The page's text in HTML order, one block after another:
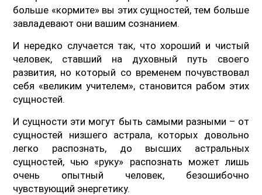
больше «кормите» вы этих сущностей, тем больше
завладевают они вашим сознанием.
И нередко случается так, что хороший и чистый
человек, ставший на духовный путь своего
развития, но который со временем почувствовал
себя «великим учителем», становится рабом этих
сущностей.
И сущности эти могут быть самыми разными – от
сущностей низшего астрала, которых довольно
легко распознать, до высших астральных
сущностей, чью «руку» распознать может лишь
очень опытный человек, безошибочно
чувствующий энергетику.